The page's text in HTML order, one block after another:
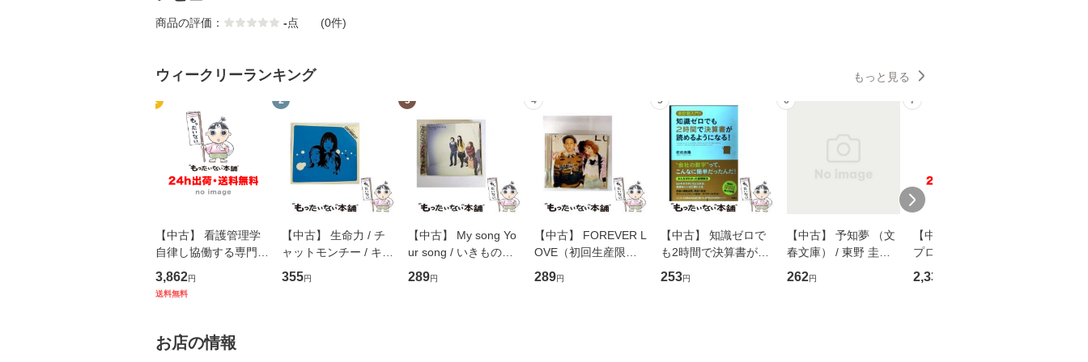
商品の評価： -点 (0件)
ウィークリーランキング もっと見る
1
【中古】 看護管理学
自律し協働する専門職
の看護マネジメントス
キル 改訂第3版 (看護
堂 [単行
3,862円
送料無料
2
【中古】 生命力 / チ
ャットモンチー / キュ
ーンレコード [CD]
【メール便送料無料】
355円
3
【中古】 My song Yo
ur song / いきものが
かり / [CD]【メール便
送料無料】
289円
4
【中古】 FOREVER L
OVE（初回生産限定
盤） / 清水翔太×加藤
ミリヤ / [CD]【メール
289円
5
【中古】 知識ゼロで
も2時間で決算書が読
めるようになる！ 会
計超入門！ / 佐伯 良
253円
6
【中古】 予知夢 （文
春文庫） / 東野 圭吾 /
文藝春秋 [文庫]【メー
ル便送料無料】
262円
7
【中古】 野ブタ。を
プロデュース [DVD-B
OX] / バップ [DVD]
【メール便送料無料】
2,335
お店の情報